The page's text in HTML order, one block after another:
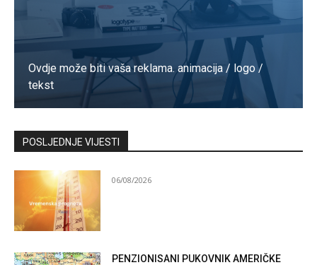
Ovdje može biti vaša reklama. animacija / logo /
tekst
Kontaktirajte nas
POSLJEDNJE VIJESTI
06/08/2026
PENZIONISANI PUKOVNIK AMERIČKE